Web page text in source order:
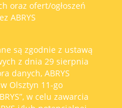
oraz ofert/ogłoszeń
ABRYS
są zgodnie z ustawą
z dnia 29 sierpnia
danych, ABRYS
Olsztyn 11-go
w celu zawarcia